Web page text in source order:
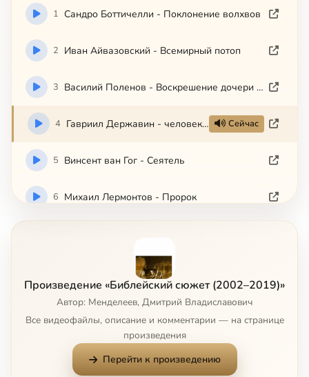
1 Сандро Боттичелли - Поклонение волхвов
2 Иван Айвазовский - Всемирный потоп
3 Василий Поленов - Воскрешение дочери Иаира
4 Гавриил Державин - человек перед Богом Сейчас
5 Винсент ван Гог - Сеятель
6 Михаил Лермонтов - Пророк
Ингмар Бергман - Седьмая печать
9 Сальвадор Дали - Тайная Вечеря
Илья Репин - Иов и его друзья
Произведение «Библейский сюжет (2002–2019)»
Автор: Менделеев, Дмитрий Владиславович
Все видеофайлы, описание и комментарии — на странице
произведения
Перейти к произведению